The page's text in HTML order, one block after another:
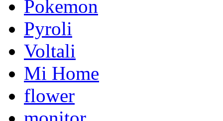
Pokemon
Pyroli
Voltali
Mi Home
flower